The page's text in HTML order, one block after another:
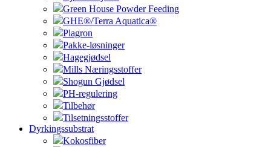
Green House Powder Feeding
GHE®/Terra Aquatica®
Plagron
Pakke-løsninger
Hagegjødsel
Mills Næringsstoffer
Shogun Gjødsel
PH-regulering
Tilbehør
Tilsetningsstoffer
Dyrkingssubstrat
Kokosfiber